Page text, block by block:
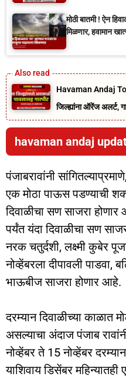
मोठी बातमी ! ऐन
मिळणार, हवामान
Havaman Andaj
जिल्ह्यांना ऑरेंज अलर्ट,
havaman andaj
पंजाबरावांनी
एक मोठा पाऊस पडण्याची
दिवाळीचा सण साजरा
पर्यंत यंदा दिवाळीचा सण
नरक चतुर्दशी, लक्ष्मी कुबेर
नोव्हेंबरला दीपावली पाडवा,
भाऊबीज साजरा होणार आहे.
दरम्यान दिवाळीच्या काळात
असल्याचा अंदाज पंजाब
नोव्हेंबर ते 15 नोव्हेंबर
याशिवाय डिसेंबर